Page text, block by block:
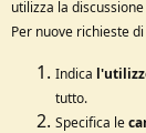
n
e
utilizza la
Per nuove richieste
Indica
tutto.
Specifica le